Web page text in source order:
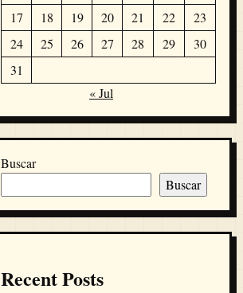
17
18 19 20 21 22
23
24
25 26 27 28 29
30
31
« Jul
Buscar
Buscar
Recent Posts